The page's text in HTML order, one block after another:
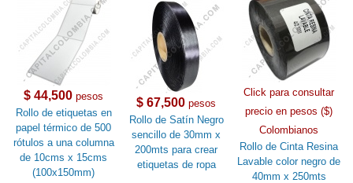
$ 44,500 pesos
Rollo de etiquetas en
papel térmico de 500
rótulos a una columna
de 10cms x 15cms
(100x150mm)
$ 67,500 pesos
Rollo de Satín Negro
sencillo de 30mm x
200mts para crear
etiquetas de ropa
Click para consultar
precio en pesos ($)
Colombianos
Rollo de Cinta Resina
Lavable color negro de
40mm x 250mts